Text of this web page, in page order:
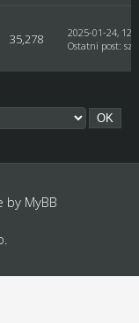
35,278
2025-01-24,
Ostatni post:
by MyBB